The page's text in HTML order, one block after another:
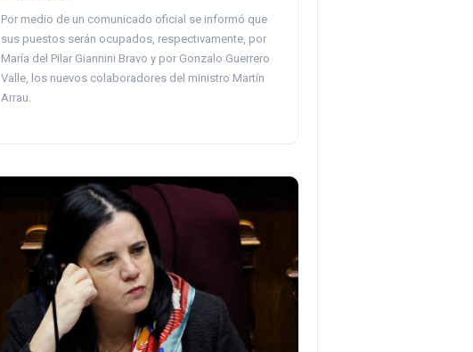
Por medio de un comunicado oficial se informó que
sus puestos serán ocupados, respectivamente, por
María del Pilar Giannini Bravo y por Gonzalo Guerrero
Valle, los nuevos colaboradores del ministro Martín
Arrau.